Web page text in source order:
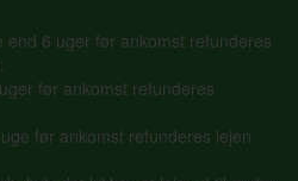
end 6 uger før ankomst refunderes
før ankomst refunderes
før ankomst refunderes lejen